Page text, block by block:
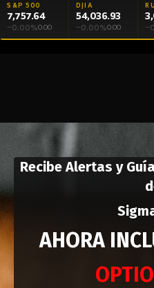
S&P 500
7,757.64
—0.00%0.00
DJIA
54,036.93
—0.00%0.00 —
Recibe Alertas y
AHORA